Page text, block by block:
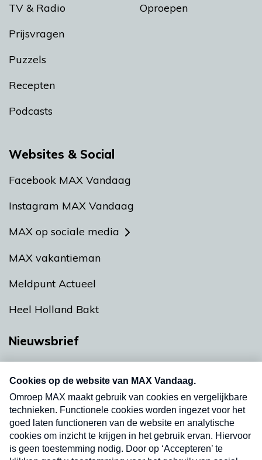
TV & Radio
Prijsvragen
Puzzels
Recepten
Podcasts
Oproepen
Websites & Social
Facebook MAX Vandaag
Instagram MAX Vandaag
MAX op sociale media
MAX vakantieman
Meldpunt Actueel
Heel Holland Bakt
Nieuwsbrief
nieuwsbrief. Elke vrijdag- en dinsdagochtend in
uw mailbox.
Verzend